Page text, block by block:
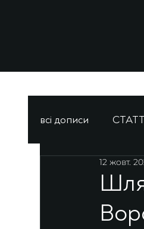
всі дописи
12 жовт.